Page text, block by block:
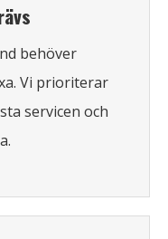
behöver
Vi prioriterar
servicen och